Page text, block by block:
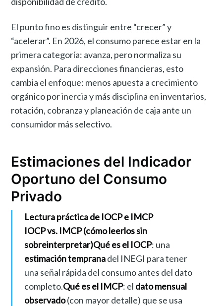
El punto fino es distinguir entre “crecer” y
“acelerar”. En 2026, el consumo parece estar en la
primera categoría: avanza, pero normaliza su
expansión. Para direcciones financieras, esto
cambia el enfoque: menos apuesta a crecimiento
orgánico por inercia y más disciplina en inventarios,
rotación, cobranza y planeación de caja ante un
consumidor más selectivo.
Estimaciones del Indicador
Oportuno del Consumo
Privado
Lectura práctica de IOCP e IMCP
IOCP vs. IMCP (cómo leerlos sin
sobreinterpretar)Qué es el IOCP: una
estimación tempranadel INEGI para tener
una señal rápida del consumo antes del dato
completo.Qué es el IMCP: el dato mensual
observado(con mayor detalle) que se usa